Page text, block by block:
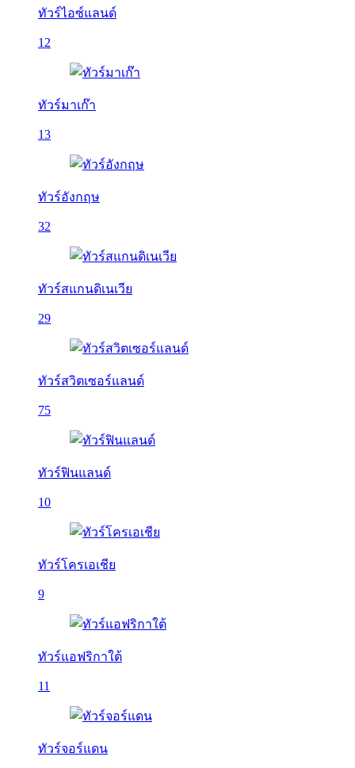
ทัวร์ไอซ์แลนด์
12
ทัวร์มาเก๊า
13
ทัวร์อังกฤษ
32
ทัวร์สแกนดิเนเวีย
29
ทัวร์สวิตเซอร์แลนด์
75
ทัวร์ฟินแลนด์
10
ทัวร์โครเอเชีย
9
ทัวร์แอฟริกาใต้
11
ทัวร์จอร์แดน